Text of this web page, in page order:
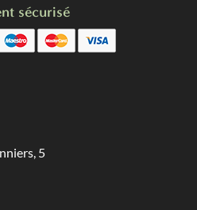
sécurisé
5